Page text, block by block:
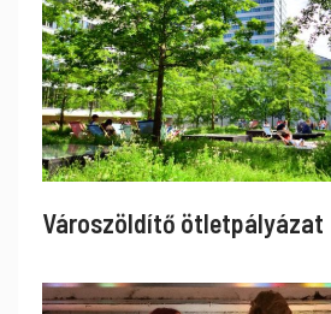
Városzöldítő ötletpályázat